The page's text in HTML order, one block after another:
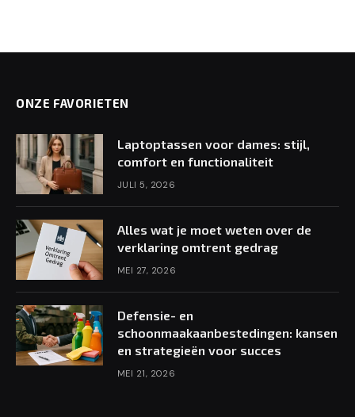
ONZE FAVORIETEN
Laptoptassen voor dames: stijl,
comfort en functionaliteit
JULI 5, 2026
Alles wat je moet weten over de
verklaring omtrent gedrag
MEI 27, 2026
Defensie- en
schoonmaakaanbestedingen: kansen
en strategieën voor succes
MEI 21, 2026